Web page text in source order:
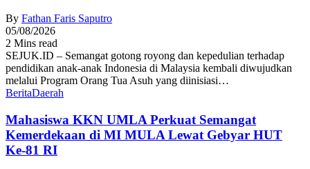
By Fathan Faris Saputro
05/08/2026
2 Mins read
SEJUK.ID – Semangat gotong royong dan kepedulian terhadap
pendidikan anak-anak Indonesia di Malaysia kembali diwujudkan
melalui Program Orang Tua Asuh yang diinisiasi…
BeritaDaerah
Mahasiswa KKN UMLA Perkuat Semangat
Kemerdekaan di MI MULA Lewat Gebyar HUT
Ke-81 RI